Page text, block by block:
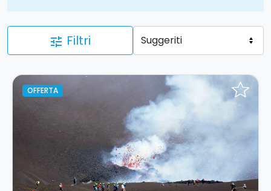
tune Filtri
OFFERTA